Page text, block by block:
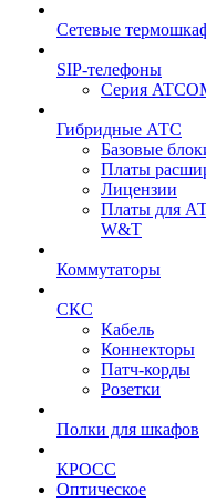
Сетевые
SIP-телефоны
Серия
Гибридные АТС
Базовые
Платы
Лицензии
Платы для
W&T
Коммутаторы
СКС
Кабель
Коннекторы
Патч-корды
Розетки
Полки для шкафов
КРОСС
Оптическое